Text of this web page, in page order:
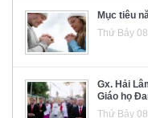
Mục tiêu
Thứ Bảy
Gx. Hải
Giáo họ
Thứ Bảy